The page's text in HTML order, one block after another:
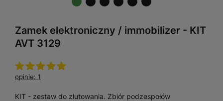
Zamek elektroniczny / immobilizer - KIT
AVT 3129
opinie: 1
KIT - zestaw do zlutowania. Zbiór podzespołów